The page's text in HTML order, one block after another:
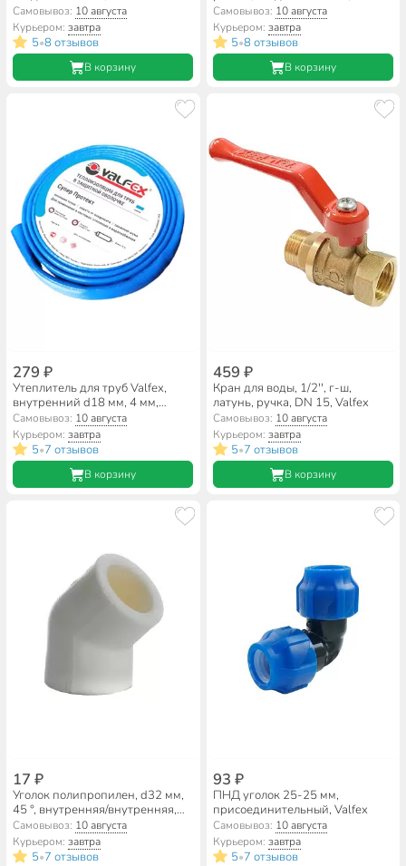
Самовывоз: 10 августа
Курьером:завтра
5•8 отзывов
В корзину
Самовывоз: 10 августа
Курьером: завтра
5•8 отзывов
В корзину
279 ₽
Утеплитель для труб Valfex,
внутренний d18 мм, 4 мм,
VF.18.04.10.B, синий, 10 м
Самовывоз: 10 августа
Курьером:завтра
5•7 отзывов
В корзину
459 ₽
Кран для воды, 1/2'', г-ш,
латунь, ручка, DN 15, Valfex
Самовывоз: 10 августа
Курьером: завтра
5•7 отзывов
В корзину
17 ₽
Уголок полипропилен, d32 мм,
45 °, внутренняя/внутренняя,
белый, Valfex
Самовывоз: 10 августа
Курьером:завтра
5•7 отзывов
93 ₽
ПНД уголок 25-25 мм,
присоединительный, Valfex
Самовывоз: 10 августа
Курьером: завтра
5•7 отзывов